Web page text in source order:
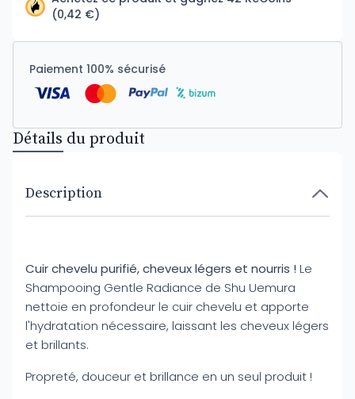
(0,42 €)
Paiement 100% sécurisé
Détails du produit
Description
Cuir chevelu purifié, cheveux légers et nourris ! Le
Shampooing Gentle Radiance de Shu Uemura
nettoie en profondeur le cuir chevelu et apporte
l'hydratation nécessaire, laissant les cheveux légers
et brillants.
Propreté, douceur et brillance en un seul produit !